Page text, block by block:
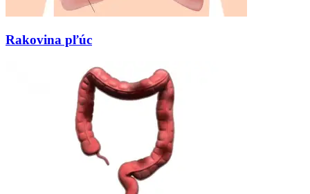
Rakovina pľúc